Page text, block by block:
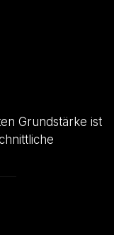
Grundstärke ist